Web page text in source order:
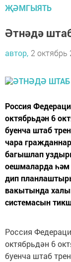
ҖӘМГЫЯТЬ
Әтнәдә
автор, 2 октябрь
Россия
октябрьдән 6
буенча штаб
чара
багышлап
оешмаларда һәм
дип
вакытында
системасын
Россия
октябрьдән 6
буенча штаб